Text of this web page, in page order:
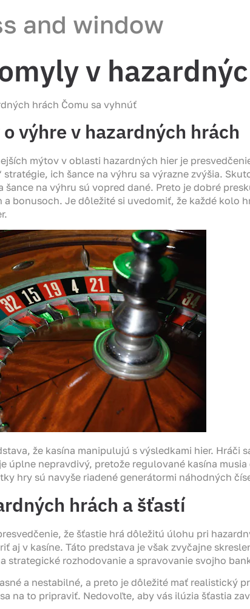
and window
v
hrách Čomu sa vyhnúť
výhre v hazardných hrách
mýtov v oblasti hazardných hier je
stratégie, ich šance na výhru sa výrazne zvýšia.
šance na výhru sú vopred dané. Preto je dobré
bonusoch. Je dôležité si uvedomiť, že každé kolo
že kasína manipulujú s výsledkami hier.
úplne nepravdivý, pretože regulované kasína
hry sú navyše riadené generátormi náhodných
hrách a šťastí
že šťastie hrá dôležitú úlohu pri
aj v kasíne. Táto predstava je však zvyčajne
strategické rozhodovanie a spravovanie svojho
a nestabilné, a preto je dôležité mať realistický
na to pripraviť. Nedovoľte, aby vás ilúzia šťastia